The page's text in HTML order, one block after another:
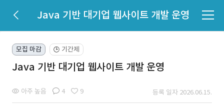
Java 기반 대기업 웹사이트 개발 운영
모집 마감 🕒 기간제
Java 기반 대기업 웹사이트 개발 운영
아주 높음 4 9 등록 일자 2026.06.15.